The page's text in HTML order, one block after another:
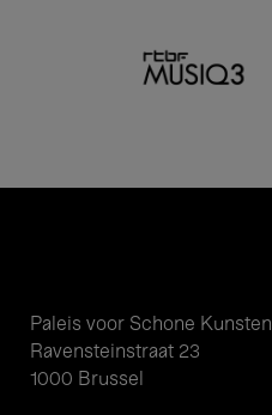
Paleis voor Schone Kunsten
Ravensteinstraat 23
1000 Brussel